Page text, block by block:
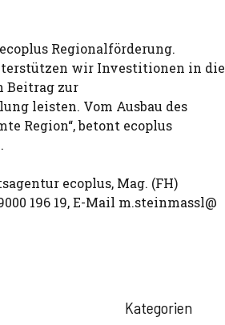
Regionalförderung.
wir Investitionen in die
Beitrag zur
leisten. Vom Ausbau des
Region“, betont ecoplus
ecoplus, Mag. (FH)
196 19, E-Mail m.steinmassl@
Kategorien